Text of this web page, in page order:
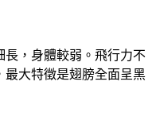
，身體較弱。飛行力不
最大特徵是翅膀全面呈黑